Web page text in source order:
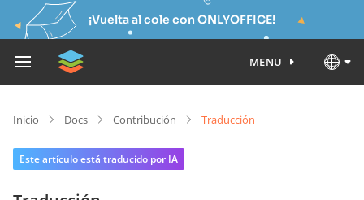
¡Vuelta al cole con ONLYOFFICE!
MENU
Inicio Docs Contribución Traducción
Este artículo está traducido por IA